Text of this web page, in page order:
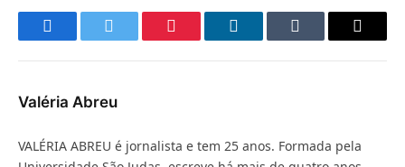
FacebookTwitter Pinterest LinkedInTumblr
E-
Valéria Abreu
VALÉRIA ABREU é jornalista e tem 25 anos. Formada pela